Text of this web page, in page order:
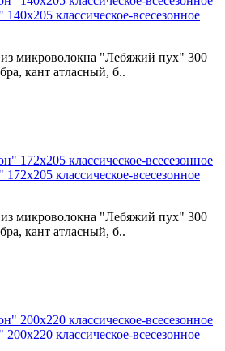
классическое-всесезонное
из микроволокна "Лебяжий пух" 300
кант атласный, б..
классическое-всесезонное
из микроволокна "Лебяжий пух" 300
кант атласный, б..
классическое-всесезонное